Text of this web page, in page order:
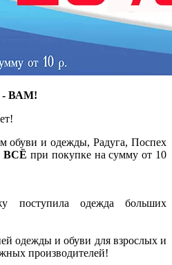
- ВАМ!
обуви и одежды, Радуга, Поспех
ВСЁ при покупке на сумму от 10
одежда больших
одежды и обуви для взрослых и
производителей!